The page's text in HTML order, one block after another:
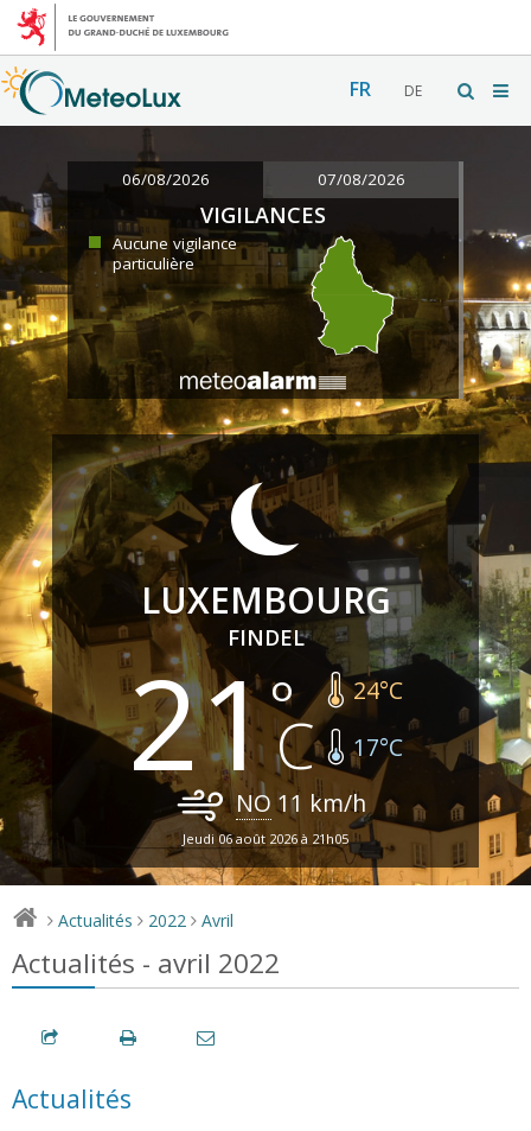
FR DE
06/08/2026 07/08/2026
VIGILANCES
Aucune vigilance
particulière
LUXEMBOURG
FINDEL
21 24°C
17°C
NO 11 km/h
Jeudi 06 août 2026 à 21h05
> Actualités > 2022 > Avril
Actualités - avril 2022
Actualités